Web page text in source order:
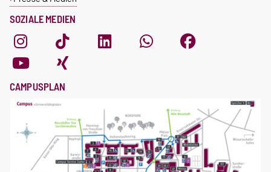
SOZIALE MEDIEN
CAMPUSPLAN